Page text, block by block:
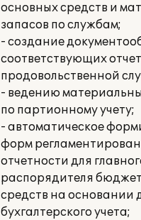
основных средств и
запасов по службам;
- создание
соответствующих
продовольственной
- ведению
по партионному учету;
- автоматическое
форм
отчетности для
распорядителя
средств на основании
бухгалтерского учета;